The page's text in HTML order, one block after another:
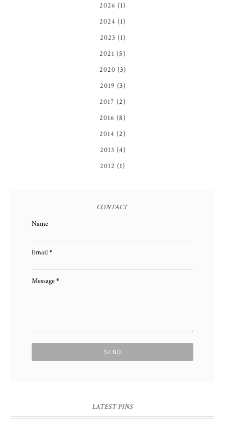
2026 (1)
2024 (1)
2023 (1)
2021 (5)
2020 (3)
2019 (3)
2017 (2)
2016 (8)
2014 (2)
2013 (4)
2012 (1)
CONTACT
Name
Email*
Message*
LATEST PINS